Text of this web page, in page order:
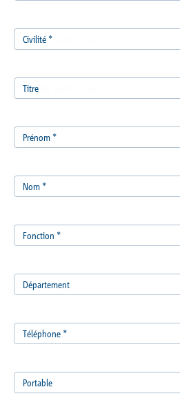
Civilité *
Titre
Prénom *
Nom *
Fonction *
Département
Téléphone *
Portable